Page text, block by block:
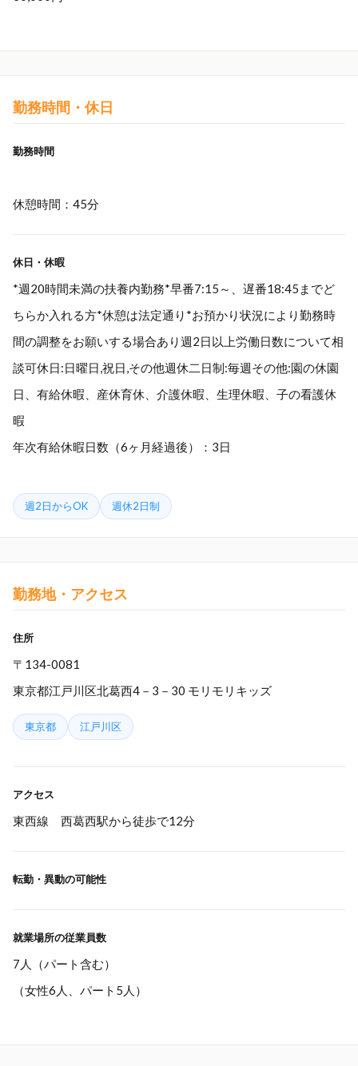
勤務時間・休日
勤務時間
休憩時間：45分
休日・休暇
*週20時間未満の扶養内勤務*早番7:15～、遅番18:45までど
ちらか入れる方*休憩は法定通り*お預かり状況により勤務時
間の調整をお願いする場合あり週2日以上労働日数について相
談可休日:日曜日,祝日,その他週休二日制:毎週その他:園の休園
日、有給休暇、産休育休、介護休暇、生理休暇、子の看護休
暇
年次有給休暇日数（6ヶ月経過後）：3日
週2日からOK 週休2日制
勤務地・アクセス
住所
〒134-0081
東京都江戸川区北葛西4－3－30 モリモリキッズ
東京都 江戸川区
アクセス
東西線 西葛西駅から徒歩で12分
転勤・異動の可能性
就業場所の従業員数
7人（パート含む）
（女性6人、パート5人）